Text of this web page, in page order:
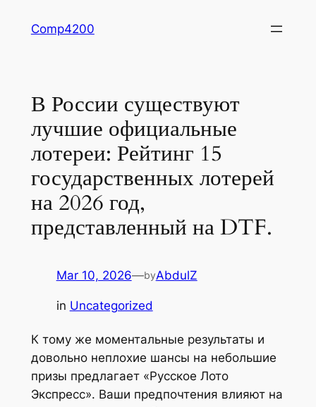
Comp4200
В России существуют
лучшие официальные
лотереи: Рейтинг 15
государственных лотерей
на 2026 год,
представленный на DTF.
Mar 10, 2026—byAbdulZ
in Uncategorized
К тому же моментальные результаты и
довольно неплохие шансы на небольшие
призы предлагает «Русское Лото
Экспресс». Ваши предпочтения влияют на